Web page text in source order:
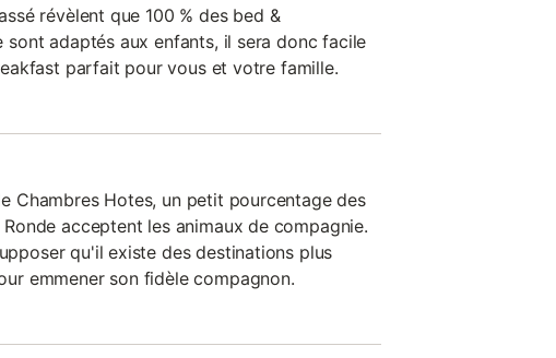
révèlent que 100 % des bed &
sont adaptés aux enfants, il sera donc facile
parfait pour vous et votre famille.
Chambres Hotes, un petit pourcentage des
acceptent les animaux de compagnie.
qu'il existe des destinations plus
emmener son fidèle compagnon.